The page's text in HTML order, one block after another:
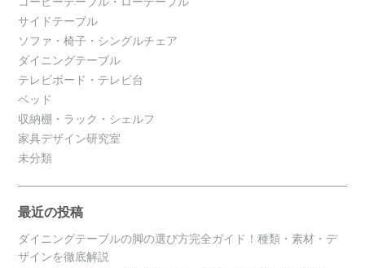
サイドテーブル
ソファ・椅子・シングルチェア
ダイニングテーブル
テレビボード・テレビ台
ベッド
収納棚・ラック・シェルフ
家具デザイン研究室
未分類
最近の投稿
ダイニングテーブルの脚の選び方完全ガイド！種類・素材・デ
ザインを徹底解説